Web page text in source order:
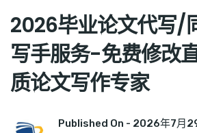
2026毕业论文代写/
写手服务-免费修改
质论文写作专家
Published On - 2026年7月